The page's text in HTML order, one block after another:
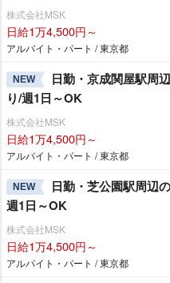
株式会社MSK
日給1万4,500円～
アルバイト・パート / 東京都
NEW
日勤・京成関屋駅周
り/週1日～OK
株式会社MSK
日給1万4,500円～
アルバイト・パート / 東京都
NEW
日勤・芝公園駅周辺
週1日～OK
株式会社MSK
日給1万4,500円～
アルバイト・パート / 東京都